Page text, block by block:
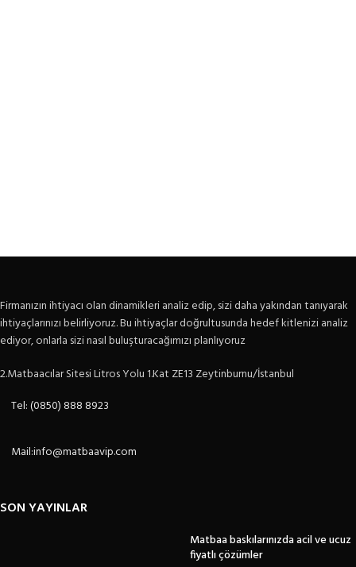
Firmanızın ihtiyacı olan dinamikleri analiz edip, sizi daha yakından tanıyarak
ihtiyaçlarınızı belirliyoruz. Bu ihtiyaçlar doğrultusunda hedef kitlenizi analiz
ediyor, onlarla sizi nasıl buluşturacağımızı planlıyoruz
2.Matbaacılar Sitesi Litros Yolu 1.Kat ZE13 Zeytinburnu/İstanbul
Tel: (0850) 888 8923
Mail:info@matbaavip.com
SON YAYINLAR
Matbaa baskılarınızda acil ve ucuz
fiyatlı çözümler